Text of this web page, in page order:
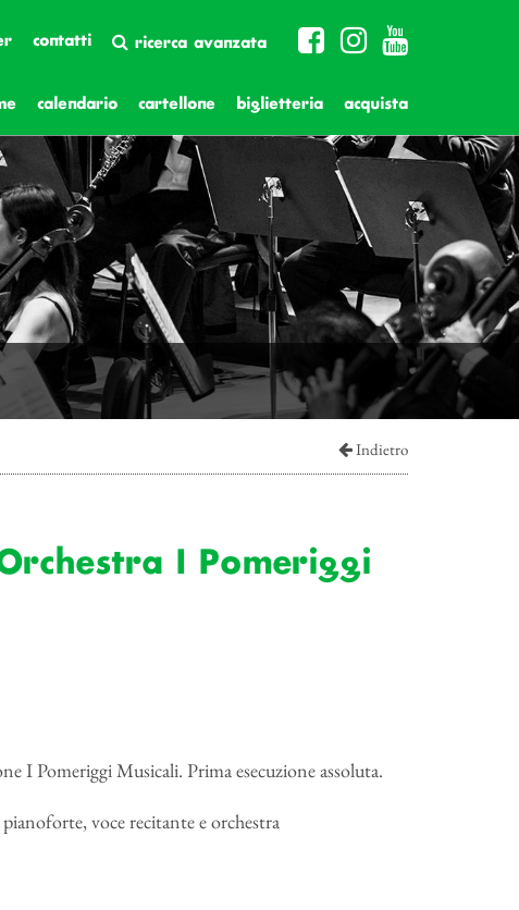
contatti ricerca avanzata
calendario cartellone biglietteria acquista
Indietro
I Pomeriggi
I Pomeriggi Musicali. Prima esecuzione assoluta.
voce recitante e orchestra